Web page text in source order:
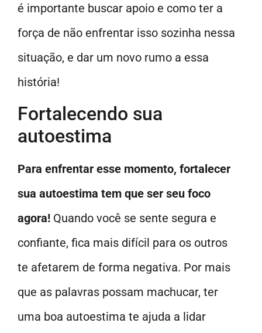
é importante buscar apoio e como ter a
força de não enfrentar isso sozinha nessa
situação, e dar um novo rumo a essa
história!
Fortalecendo sua
autoestima
Para enfrentar esse momento, fortalecer
sua autoestima tem que ser seu foco
agora! Quando você se sente segura e
confiante, fica mais difícil para os outros
te afetarem de forma negativa. Por mais
que as palavras possam machucar, ter
uma boa autoestima te ajuda a lidar